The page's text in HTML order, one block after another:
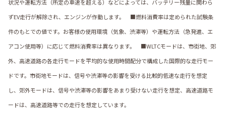
状況や運転方法（所定の車速を超える）などによっては、バッテリー残量に関わら
ずEV走行が解除され、エンジンが作動します。 ■燃料消費率は定められた試験条
件のもとでの値です。お客様の使用環境（気象、渋滞等）や運転方法（急発進、エ
アコン使用等）に応じて燃料消費率は異なります。 ■WLTCモードは、市街地、郊
外、高速道路の各走行モードを平均的な使用時間配分で構成した国際的な走行モー
ドです。市街地モードは、信号や渋滞等の影響を受ける比較的低速な走行を想定
し、郊外モードは、信号や渋滞等の影響をあまり受けない走行を想定、高速道路モ
ードは、高速道路等での走行を想定しています。